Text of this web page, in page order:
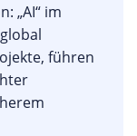
„AI“ im
führen